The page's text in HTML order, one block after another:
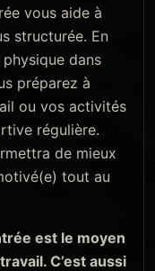
vous aide à
structurée. En
dans
préparez à
ou vos activités
régulière.
de mieux
tout au
est le moyen
C’est aussi